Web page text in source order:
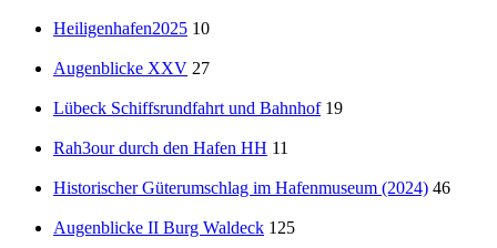
Heiligenhafen2025 10
Augenblicke XXV 27
Lübeck Schiffsrundfahrt und Bahnhof 19
Rah3our durch den Hafen HH 11
Historischer Güterumschlag im Hafenmuseum (2024) 46
Augenblicke II Burg Waldeck 125